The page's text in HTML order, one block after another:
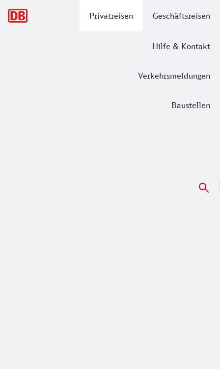
Privatreisen Geschäftsreisen
Hilfe & Kontakt
Verkehrsmeldungen
Baustellen